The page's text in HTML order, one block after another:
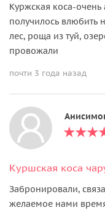
Куржская коса-
получилось влюбить
лес, роща из туй,
провожали
почти 3 года назад
Забронировали,
желаемое нами